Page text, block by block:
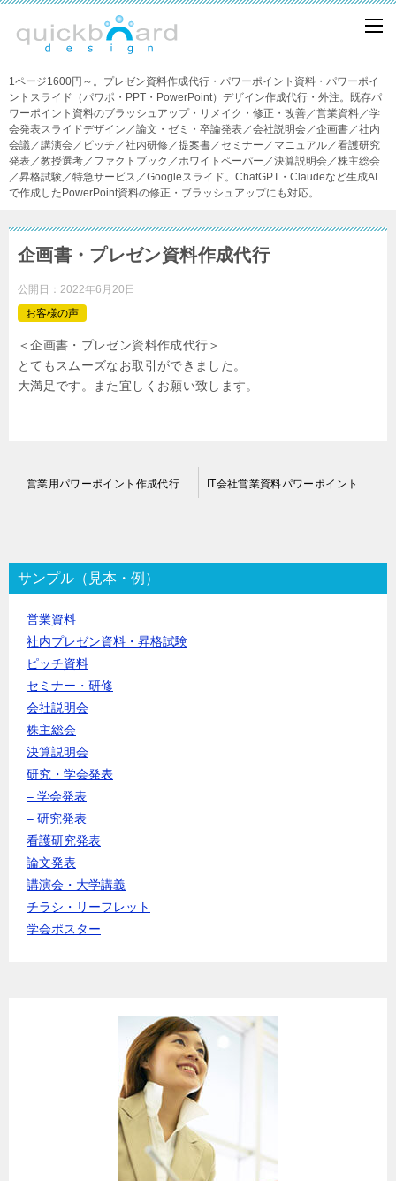
1ページ1600円～。プレゼン資料作成代行・パワーポイント資料・パワーポイ
ントスライド（パワポ・PPT・PowerPoint）デザイン作成代行・外注。既存パ
ワーポイント資料のブラッシュアップ・リメイク・修正・改善／営業資料／学
会発表スライドデザイン／論文・ゼミ・卒論発表／会社説明会／企画書／社内
会議／講演会／ピッチ／社内研修／提案書／セミナー／マニュアル／看護研究
発表／教授選考／ファクトブック／ホワイトペーパー／決算説明会／株主総会
／昇格試験／特急サービス／Googleスライド。ChatGPT・Claudeなど生成AI
で作成したPowerPoint資料の修正・ブラッシュアップにも対応。
企画書・プレゼン資料作成代行
公開日： 2022年6月20日
お客様の声
＜企画書・プレゼン資料作成代行＞
とてもスムーズなお取引ができました。
大満足です。また宜しくお願い致します。
ゲ
ー
シ
営業用パワーポイント作成代行
サンプル（見本・例）
営業資料
社内プレゼン資料・昇格試験
ピッチ資料
セミナー・研修
会社説明会
株主総会
決算説明会
研究・学会発表
– 学会発表
– 研究発表
看護研究発表
論文発表
講演会・大学講義
チラシ・リーフレット
学会ポスター